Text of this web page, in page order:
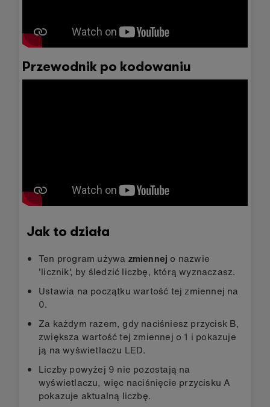
Przewodnik po kodowaniu
Jak to działa
Ten program używa zmiennej o nazwie
'licznik', by śledzić liczbę, którą wyznaczasz.
Ustawia na początku wartość tej zmiennej na
0.
Za każdym razem, gdy naciśniesz przycisk B,
zwiększa wartość tej zmiennej o 1 i pokazuje
ją na wyświetlaczu LED.
Liczby powyżej 9 nie pozostają na
wyświetlaczu, więc naciśnięcie przycisku A
pokazuje aktualną liczbę.